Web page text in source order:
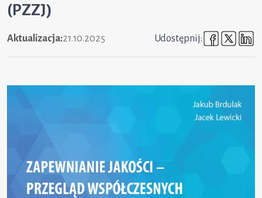
(PZZJ)
Aktualizacja:21.10.2025 Udostępnij: